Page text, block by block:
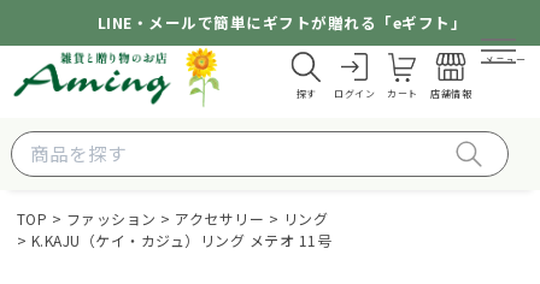
LINE・メールで簡単にギフトが贈れる「eギフト」
探す ログイン カート 店舗情報
メニュー
TOP ファッション アクセサリー
リング
K.KAJU（ケイ・カジュ）リング メテオ 11号